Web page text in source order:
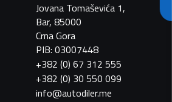
Jovana Tomaševića 1,
Bar, 85000
Crna Gora
PIB: 03007448
+382 (0) 67 312 555
+382 (0) 30 550 099
info@autodiler.me